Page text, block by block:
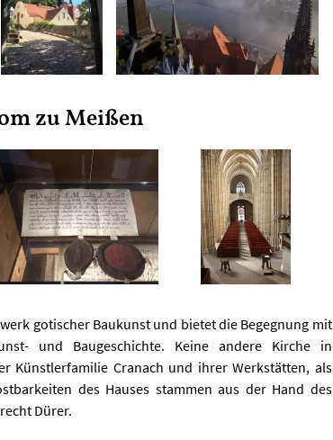
zu Meißen
gotischer Baukunst und bietet die Begegnung mit
und Baugeschichte. Keine andere Kirche in
Künstlerfamilie Cranach und ihrer Werkstätten, als
des Hauses stammen aus der Hand des
Dürer.